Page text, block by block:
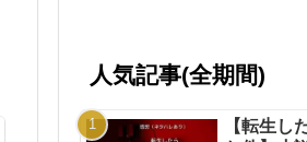
人気記事(全期間)
【転生し